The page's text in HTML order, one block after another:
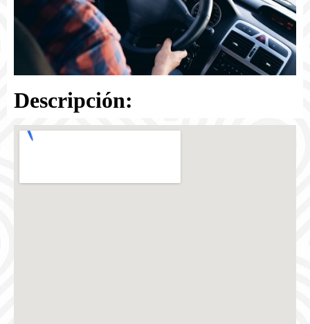
Descripción: